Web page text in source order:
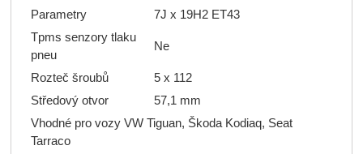
Parametry
7J x 19H2 ET43
Tpms senzory tlaku
pneu
Ne
Rozteč šroubů
5 x 112
Středový otvor
57,1 mm
Vhodné pro vozy VW Tiguan, Škoda Kodiaq, Seat
Tarraco